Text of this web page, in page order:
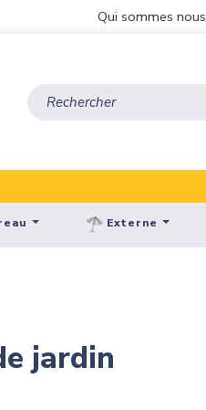
Qui sommes nous
Externe
jardin